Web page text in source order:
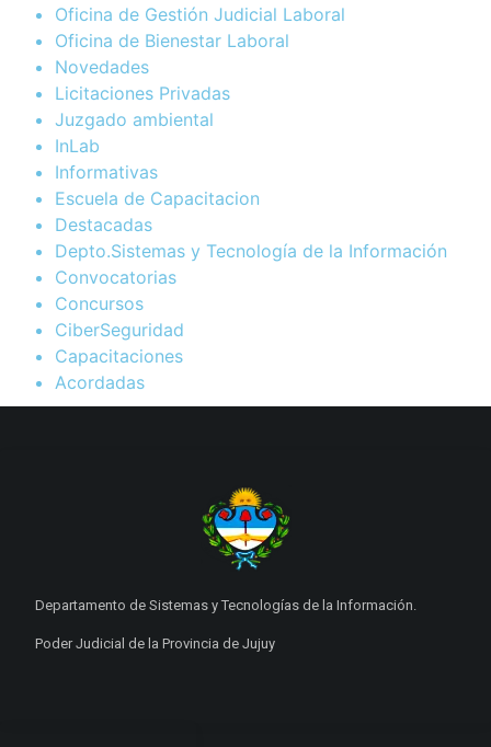
Oficina de Gestión Judicial Laboral
Oficina de Bienestar Laboral
Novedades
Licitaciones Privadas
Juzgado ambiental
InLab
Informativas
Escuela de Capacitacion
Destacadas
Depto.Sistemas y Tecnología de la Información
Convocatorias
Concursos
CiberSeguridad
Capacitaciones
Acordadas
Departamento de Sistemas y Tecnologías de la Información.
Poder Judicial de la Provincia de Jujuy